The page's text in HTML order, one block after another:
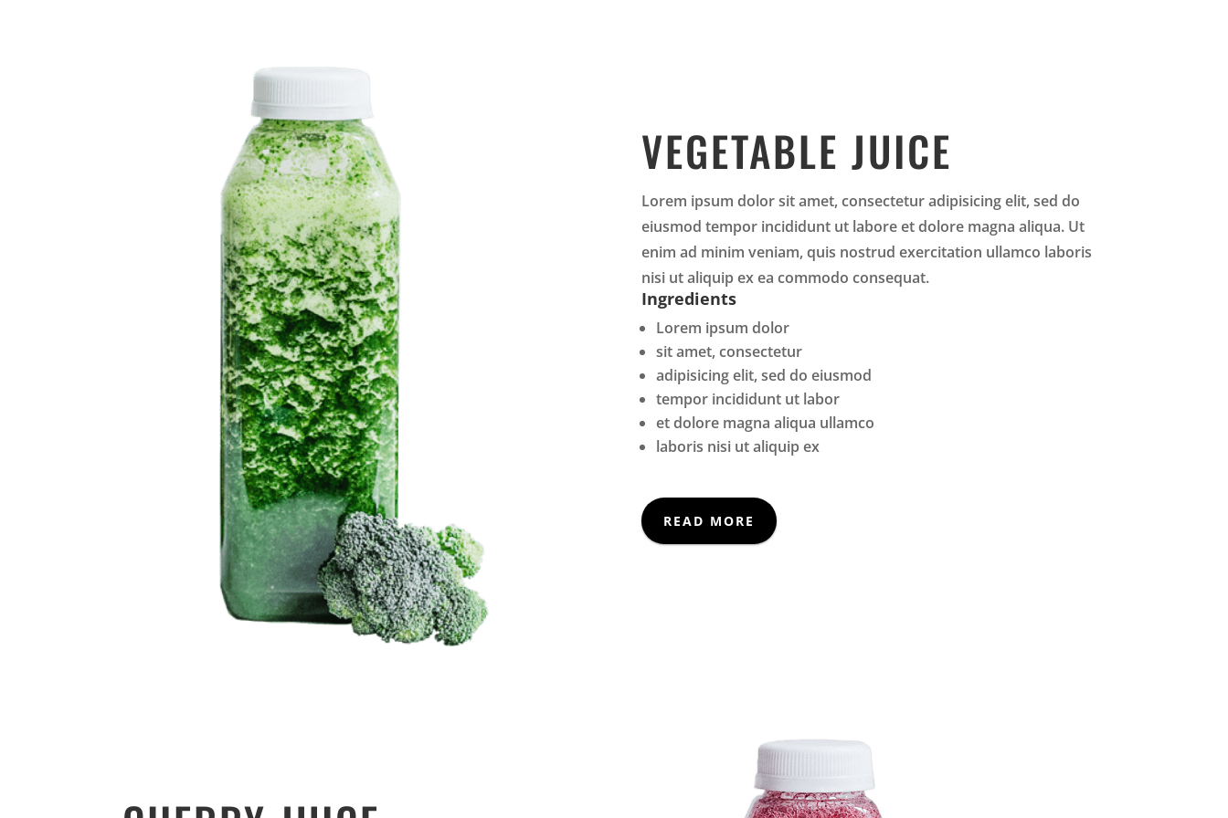
VEGETABLE JUICE
Lorem ipsum dolor sit amet, consectetur adipisicing elit, sed do
eiusmod tempor incididunt ut labore et dolore magna aliqua. Ut
enim ad minim veniam, quis nostrud exercitation ullamco laboris
nisi ut aliquip ex ea commodo consequat.
Ingredients
Lorem ipsum dolor
sit amet, consectetur
adipisicing elit, sed do eiusmod
tempor incididunt ut labor
et dolore magna aliqua ullamco
laboris nisi ut aliquip ex
READ MORE